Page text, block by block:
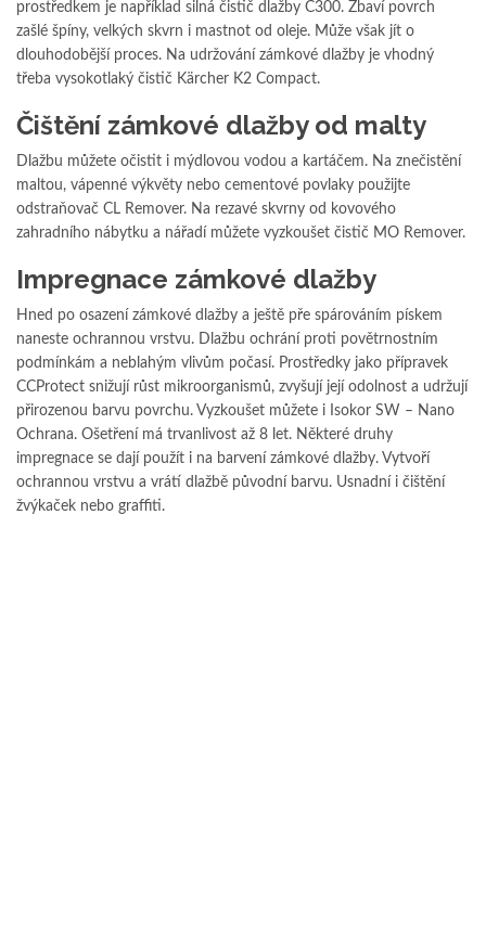
prostředkem je například silná čistič dlažby C300. Zbaví povrch
zašlé špíny, velkých skvrn i mastnot od oleje. Může však jít o
dlouhodobější proces. Na udržování zámkové dlažby je vhodný
třeba vysokotlaký čistič Kärcher K2 Compact.
Čištění zámkové dlažby od malty
Dlažbu můžete očistit i mýdlovou vodou a kartáčem. Na znečistění
maltou, vápenné výkvěty nebo cementové povlaky použijte
odstraňovač CL Remover. Na rezavé skvrny od kovového
zahradního nábytku a nářadí můžete vyzkoušet čistič MO Remover.
Impregnace zámkové dlažby
Hned po osazení zámkové dlažby a ještě pře spárováním pískem
naneste ochrannou vrstvu. Dlažbu ochrání proti povětrnostním
podmínkám a neblahým vlivům počasí. Prostředky jako přípravek
CCProtect snižují růst mikroorganismů, zvyšují její odolnost a udržují
přirozenou barvu povrchu. Vyzkoušet můžete i Isokor SW – Nano
Ochrana. Ošetření má trvanlivost až 8 let. Některé druhy
impregnace se dají použít i na barvení zámkové dlažby. Vytvoří
ochrannou vrstvu a vrátí dlažbě původní barvu. Usnadní i čištění
žvýkaček nebo graffiti.